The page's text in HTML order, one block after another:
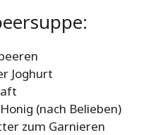
Joghurt
(nach Belieben)
zum Garnieren